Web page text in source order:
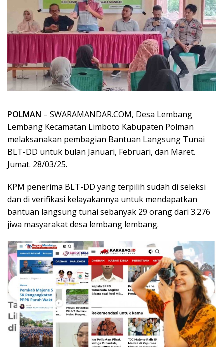
POLMAN – SWARAMANDAR.COM, Desa Lembang
Lembang Kecamatan Limboto Kabupaten Polman
melaksanakan pembagian Bantuan Langsung Tunai
BLT-DD untuk bulan Januari, Februari, dan Maret.
Jumat. 28/03/25.
KPM penerima BLT-DD yang terpilih sudah di seleksi
dan di verifikasi kelayakannya untuk mendapatkan
bantuan langsung tunai sebanyak 29 orang dari 3.276
jiwa masyarakat desa lembang lembang.